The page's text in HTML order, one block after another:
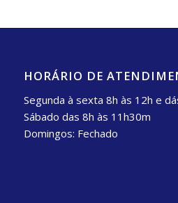
HORÁRIO DE
Segunda à sexta 8h às 12h e
Sábado das 8h às 11h30m
Domingos: Fechado